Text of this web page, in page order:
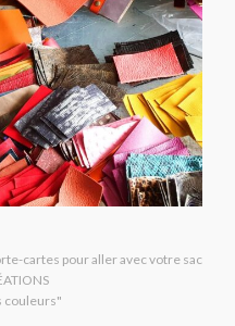
cartes pour aller avec votre sac
couleurs"